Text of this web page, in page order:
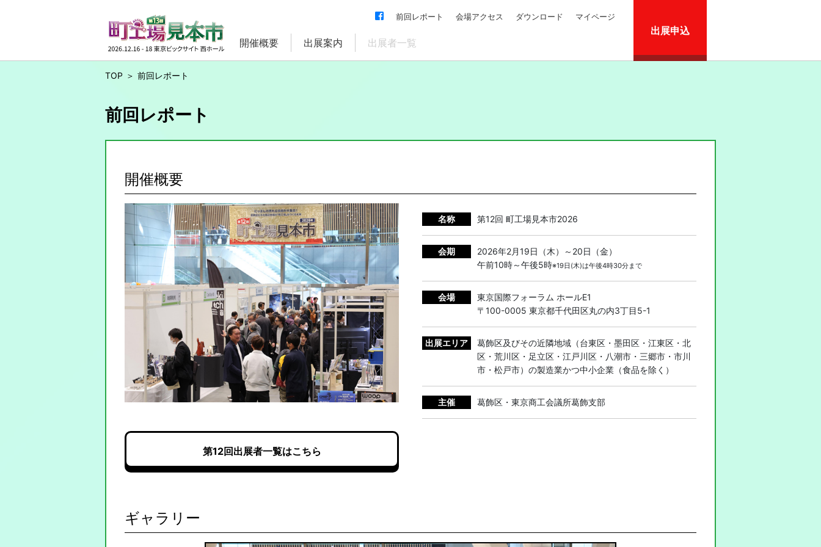
前回レポート 会場アクセス ダウンロード マイページ
開催概要 出展案内 出展者一覧
出展申込
TOP 前回レポート
前回レポート
開催概要
名称 第12回 町工場見本市2026
会期
2026年2月19日（木）～20日（金）
午前10時～午後5時※19日(木)は午後4時30分まで
会場
東京国際フォーラム ホールE1
〒100-0005 東京都千代田区丸の内3丁目5-1
出展エリア
葛飾区及びその近隣地域（台東区・墨田区・江東区・北
区・荒川区・足立区・江戸川区・八潮市・三郷市・市川
市・松戸市）の製造業かつ中小企業（食品を除く）
主催 葛飾区・東京商工会議所葛飾支部
第12回出展者一覧はこちら
ギャラリー